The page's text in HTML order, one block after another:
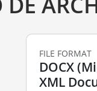
FILE FORMAT
DOCX
XML